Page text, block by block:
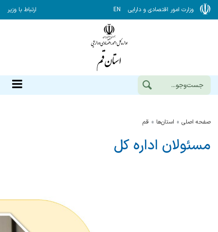
وزارت امور اقتصادی و دارایی EN ارتباط با وزیر
صفحه اصلی استان‌ها قم
مسئولان اداره کل